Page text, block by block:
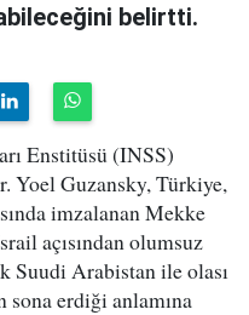
belirtti.
Enstitüsü (INSS)
Yoel Guzansky, Türkiye,
imzalanan Mekke
açısından olumsuz
Suudi Arabistan ile olası
erdiği anlamına